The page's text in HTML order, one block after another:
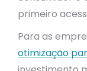
primeiro
Para as
otimização